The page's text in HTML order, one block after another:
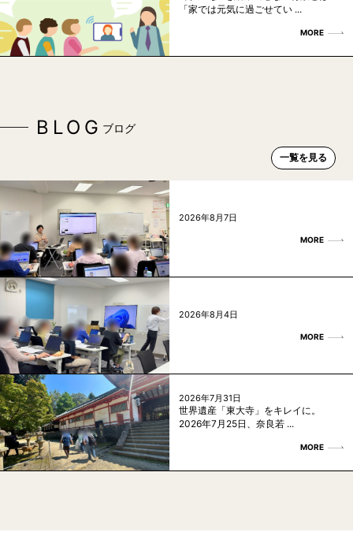
「家では元気に過ごせてい ...
MORE
BLOG ブログ
一覧を見る
2026年8月7日
MORE
2026年8月4日
MORE
2026年7月31日
世界遺産「東大寺」をキレイに。
2026年7月25日、奈良若 ...
MORE